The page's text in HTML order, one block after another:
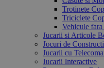
Trotinete
Triciclete
Vehicule fara
Jucarii si Articole
Jocuri de
Jucarii cu
Jucarii Interactive